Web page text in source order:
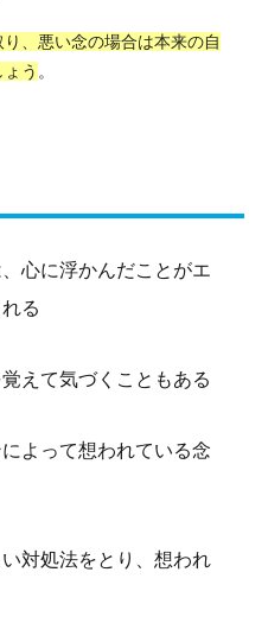
、悪い念の場合は本来の自
う 。
心に浮かんだことがエ
る
えて気づくこともある
よって想われている念
対処法をとり、想われ